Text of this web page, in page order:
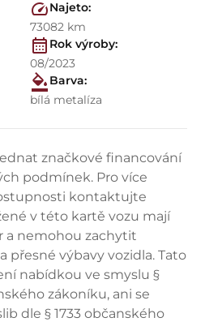
Najeto:
73082 km
Rok výroby:
08/2023
Barva:
bílá metalíza
značkové financování
podmínek. Pro více
kontaktujte
v této kartě vozu mají
a nemohou zachytit
přesné výbavy vozidla. Tato
nabídkou ve smyslu §
zákoníku, ani se
dle § 1733 občanského